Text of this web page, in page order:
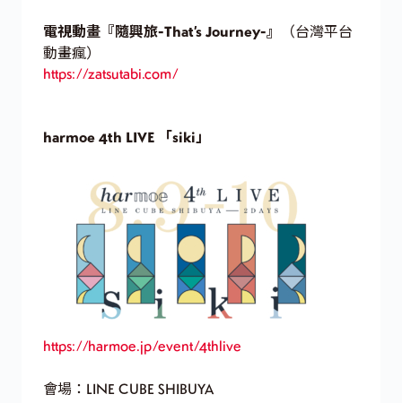
電視動畫『隨興旅-That’s Journey-』
（台灣平台
動畫瘋）
https://zatsutabi.com/
harmoe 4th LIVE 「siki」
https://harmoe.jp/event/4thlive
會場：LINE CUBE SHIBUYA